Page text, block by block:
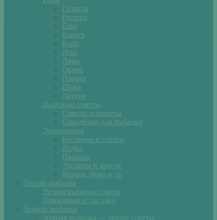
Голавль
Густера
Ёрш
Карась
Карп
Лещ
Линь
Окунь
Плотва
Щука
Другие
Полезные советы
Советы и секреты
Самоделки для рыбалки
Экипировка
Костюмы и сапоги
Лодки
Палатки
Эхолоты и другое
Ящики, буры и др
Летняя рыбалка
Летняя рыбалка советы
Прикормки и насадки
Зимняя рыбалка
Зимняя рыбалка — общие советы